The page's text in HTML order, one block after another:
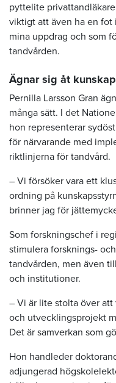
pyttelite
viktigt att även ha en fot
mina uppdrag och som
tandvården.
Ägnar sig åt
Pernilla Larsson Gran
många sätt. I det
hon representerar
för närvarande med
riktlinjerna för tandvård.
– Vi försöker vara ett
ordning på
brinner jag för
Som forskningschef i
stimulera forsknings-
tandvården, men även
och institutioner.
– Vi är lite stolta över
och utvecklingsprojekt
Det är samverkan som
Hon handleder
adjungerad